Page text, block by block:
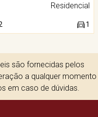
Residencial
1
são fornecidas pelos
a qualquer momento
em caso de dúvidas.